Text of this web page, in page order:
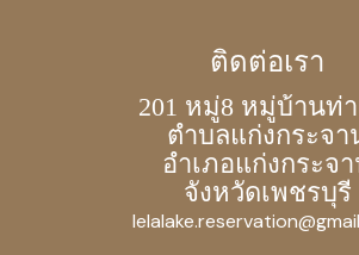
ติดต่อเรา
201 หมู่8 หมู่บ้านท่า
ตำบลแก่งกระจา
อำเภอแก่งกระจ
จังหวัดเพชรบุรี